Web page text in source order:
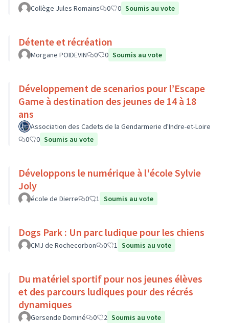
Collège Jules Romains 0 0 Soumis au vote
Détente et récréation
Morgane POIDEVIN 0 0 Soumis au vote
Développement de scenarios pour l’Escape
Game à destination des jeunes de 14 à 18
ans
Association des Cadets de la Gendarmerie d'Indre-et-Loire
0
0 Soumis au vote
Développons le numérique à l'école Sylvie
Joly
école de Dierre 0 1 Soumis au vote
Dogs Park : Un parc ludique pour les chiens
CMJ de Rochecorbon 0 1 Soumis au vote
Du matériel sportif pour nos jeunes élèves
et des parcours ludiques pour des récrés
dynamiques
Gersende Dominé 0 2 Soumis au vote